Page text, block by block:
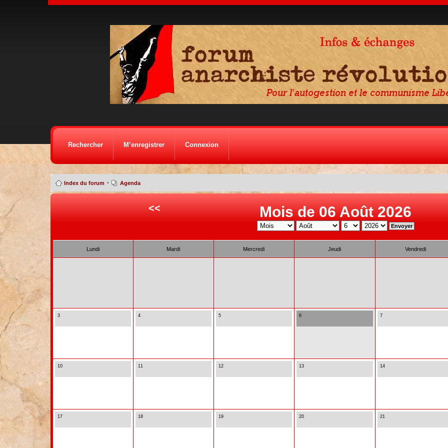
Rechercher M’enregistrer Connexion
Index du forum • Agenda
<< Mois de 06 Août 2026
Lundi Mardi Mercredi Jeudi Vendredi
3 4 5 6 7
10 11 12 13 14
17 18 19 20 21